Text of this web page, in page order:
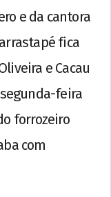
e da cantora
fica
e Cacau
segunda-feira
forrozeiro
com